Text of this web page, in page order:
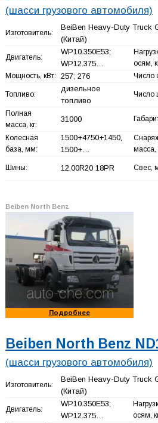
(шасси грузового автомобиля)
Изготовитель:
BeiBen Heavy-Duty Truck
(Китай)
Двигатель:
WP10.350E53;
WP12.375…
осям,
Мощность, кВт: 257; 276 Число
Топливо:
дизельное
топливо
Число
Полная
масса, кг:
31000
Колесная
база, мм:
1500+4750+1450,
1500+…
масса,
Шины: 12.00R20 18PR Свес,
Beiben North Benz
Подробнее
Beiben North Benz
(шасси грузового автомобиля)
Изготовитель:
BeiBen Heavy-Duty Truck
(Китай)
Двигатель:
WP10.350E53;
WP12.375…
осям,